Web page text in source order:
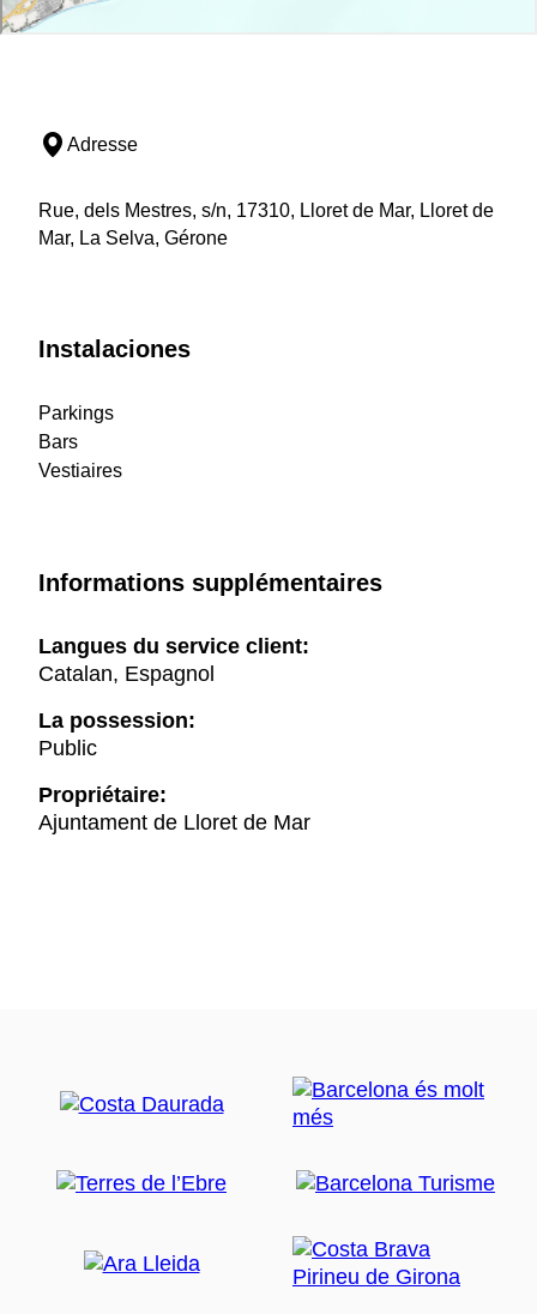
Adresse
Rue, dels Mestres, s/n, 17310, Lloret de Mar, Lloret de
Mar, La Selva, Gérone
Instalaciones
Parkings
Bars
Vestiaires
Informations supplémentaires
Langues du service client:
Catalan, Espagnol
La possession:
Public
Propriétaire:
Ajuntament de Lloret de Mar